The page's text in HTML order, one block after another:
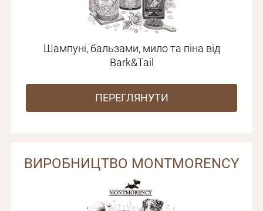
Шампуні, бальзами, мило та піна від
Bark&Tail
ПЕРЕГЛЯНУТИ
ВИРОБНИЦТВО MONTMORENCY